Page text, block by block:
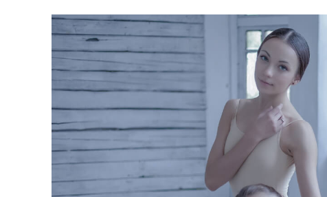
บริการแก้
บริการรี
คอลเลคชัน
หน้า LR ทั้งชุด
พรีเซ็ตข้อเ
คอลเลกชัน